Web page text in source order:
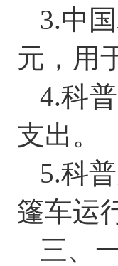
3.中
元，用
4.科
支出。
5.科
篷车运
三、